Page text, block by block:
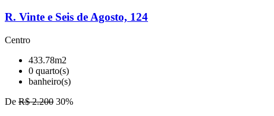
R. Vinte e Seis de Agosto, 124
Centro
433.78m2
0 quarto(s)
banheiro(s)
De R$ 2.200 30%